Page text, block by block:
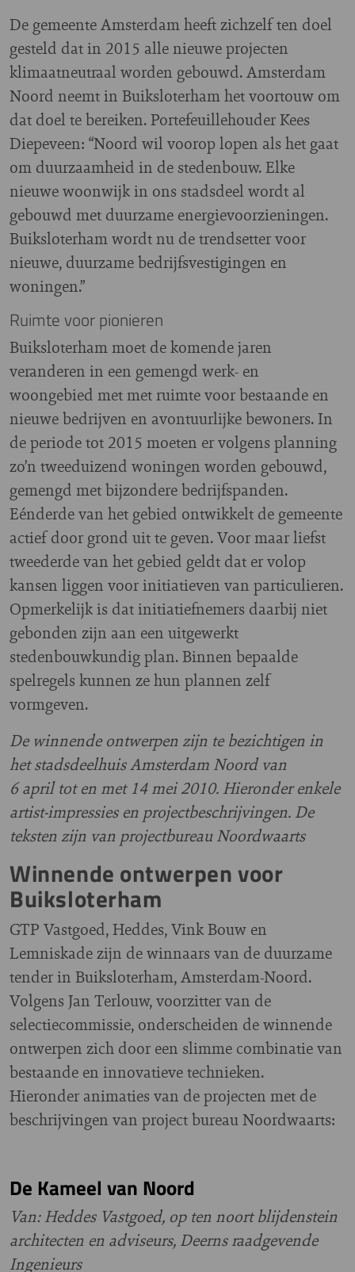
De gemeente Amsterdam heeft zichzelf ten doel
gesteld dat in 2015 alle nieuwe projecten
klimaatneutraal worden gebouwd. Amsterdam
Noord neemt in Buiksloterham het voortouw om
dat doel te bereiken. Portefeuillehouder Kees
Diepeveen: “Noord wil voorop lopen als het gaat
om duurzaamheid in de stedenbouw. Elke
nieuwe woonwijk in ons stadsdeel wordt al
gebouwd met duurzame energievoorzieningen.
Buiksloterham wordt nu de trendsetter voor
nieuwe, duurzame bedrijfsvestigingen en
woningen.”
Ruimte voor pionieren
Buiksloterham moet de komende jaren
veranderen in een gemengd werk- en
woongebied met met ruimte voor bestaande en
nieuwe bedrijven en avontuurlijke bewoners. In
de periode tot 2015 moeten er volgens planning
zo’n tweeduizend woningen worden gebouwd,
gemengd met bijzondere bedrijfspanden.
Eénderde van het gebied ontwikkelt de gemeente
actief door grond uit te geven. Voor maar liefst
tweederde van het gebied geldt dat er volop
kansen liggen voor initiatieven van particulieren.
Opmerkelijk is dat initiatiefnemers daarbij niet
gebonden zijn aan een uitgewerkt
stedenbouwkundig plan. Binnen bepaalde
spelregels kunnen ze hun plannen zelf
vormgeven.
De winnende ontwerpen zijn te bezichtigen in
het stadsdeelhuis Amsterdam Noord van
6 april tot en met 14 mei 2010. Hieronder enkele
artist-impressies en projectbeschrijvingen. De
teksten zijn van projectbureau Noordwaarts
Winnende ontwerpen voor
Buiksloterham
GTP Vastgoed, Heddes, Vink Bouw en
Lemniskade zijn de winnaars van de duurzame
tender in Buiksloterham, Amsterdam-Noord.
Volgens Jan Terlouw, voorzitter van de
selectiecommissie, onderscheiden de winnende
ontwerpen zich door een slimme combinatie van
bestaande en innovatieve technieken.
Hieronder animaties van de projecten met de
beschrijvingen van project bureau Noordwaarts:
De Kameel van Noord
Van: Heddes Vastgoed, op ten noort blijdenstein
architecten en adviseurs, Deerns raadgevende
Ingenieurs